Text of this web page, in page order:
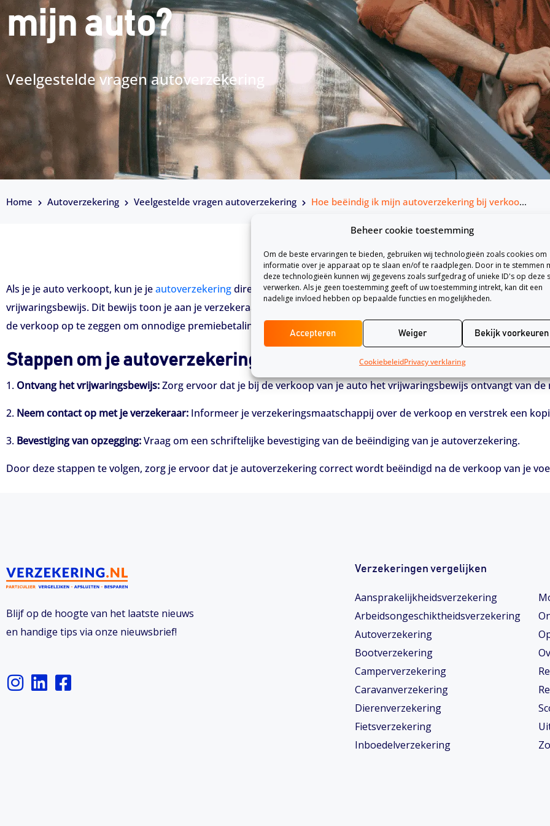
Beheer cookie toestemming
Om de beste ervaringen te bieden, gebruiken wij technologieën zoals cookies om
informatie over je apparaat op te slaan en/of te raadplegen. Door in te stemmen
deze technologieën kunnen wij gegevens zoals surfgedrag of unieke ID's op deze
verwerken. Als je geen toestemming geeft of uw toestemming intrekt, kan dit een
nadelige invloed hebben op bepaalde functies en mogelijkheden.
Accepteren Weiger Bekijk voorkeuren
CookiebeleidPrivacy verklaring
mijn auto?
Veelgestelde vragen autoverzekering
Home Autoverzekering Veelgestelde vragen autoverzekering Hoe beëindig ik mijn autoverzekering bij verkoop van mijn auto?
Als je je auto verkoopt, kun je jeautoverzekeringdirect opzeggen. Zodra het kenteken is overgeschreven op de
vrijwaringsbewijs. Dit bewijs toon je aan je verzekeraar om aan te tonen dat je niet langer de eigenaar van de auto
de verkoop op te zeggen om onnodige premiebetalingen te voorkomen.
Stappen om je autoverzekering op te zeggen na verkoop:
1. Ontvang het vrijwaringsbewijs:Zorg ervoor dat je bij de verkoop van je auto het vrijwaringsbewijs ontvangt van de
2. Neem contact op met je verzekeraar: Informeer je verzekeringsmaatschappij over de verkoop en verstrek een
3. Bevestiging van opzegging:Vraag om een schriftelijke bevestiging van de beëindiging van je autoverzekering.
Door deze stappen te volgen, zorg je ervoor dat je autoverzekering correct wordt beëindigd na de verkoop van je
Blijf op de hoogte van het laatste nieuws
en handige tips via onze nieuwsbrief!
I
n
L
i
F
a
Verzekeringen vergelijken
Aansprakelijkheidsverzekering
Arbeidsongeschiktheids­­verzekering
Autoverzekering
Bootverzekering
Camperverzekering
Caravanverzekering
Dierenverzekering
Fietsverzekering
Inboedelverzekering